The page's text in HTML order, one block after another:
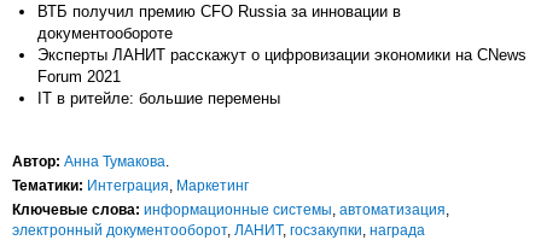
ВТБ получил премию CFO Russia за инновации в
документообороте
Эксперты ЛАНИТ расскажут о цифровизации экономики на CNews
Forum 2021
IT в ритейле: большие перемены
Автор: Анна Тумакова
Тематики: Интеграция Маркетинг
Ключевые слова: информационные системы автоматизация
электронный документооборот, ЛАНИТ, госзакупки награда